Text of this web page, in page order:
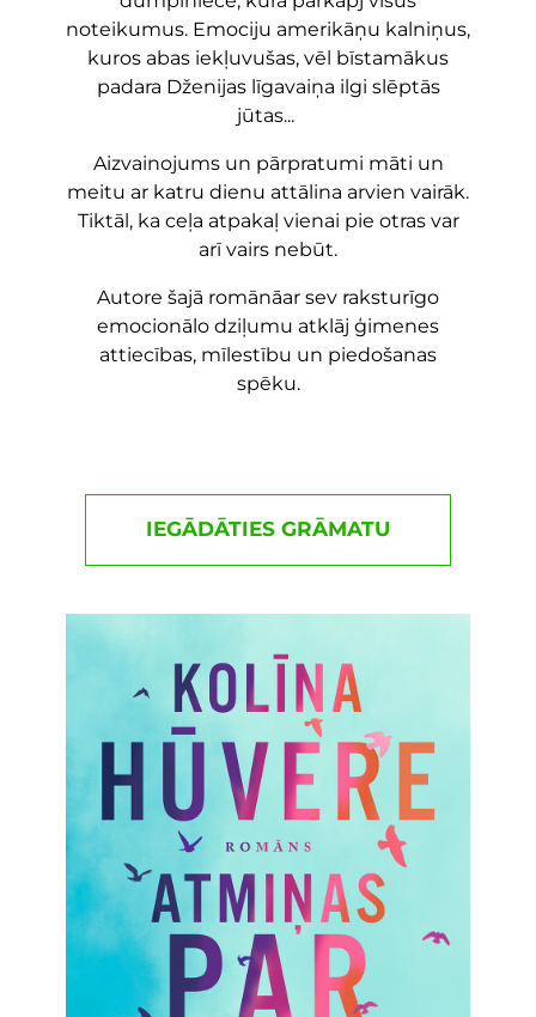
noteikumus. Emociju amerikāņu kalniņus,
kuros abas iekļuvušas, vēl bīstamākus
padara Dženijas līgavaiņa ilgi slēptās
jūtas...
Aizvainojums un pārpratumi māti un
meitu ar katru dienu attālina arvien vairāk.
Tiktāl, ka ceļa atpakaļ vienai pie otras var
arī vairs nebūt.
Autore šajā romānāar sev raksturīgo
emocionālo dziļumu atklāj ģimenes
attiecības, mīlestību un piedošanas
spēku.
IEGĀDĀTIES GRĀMATU